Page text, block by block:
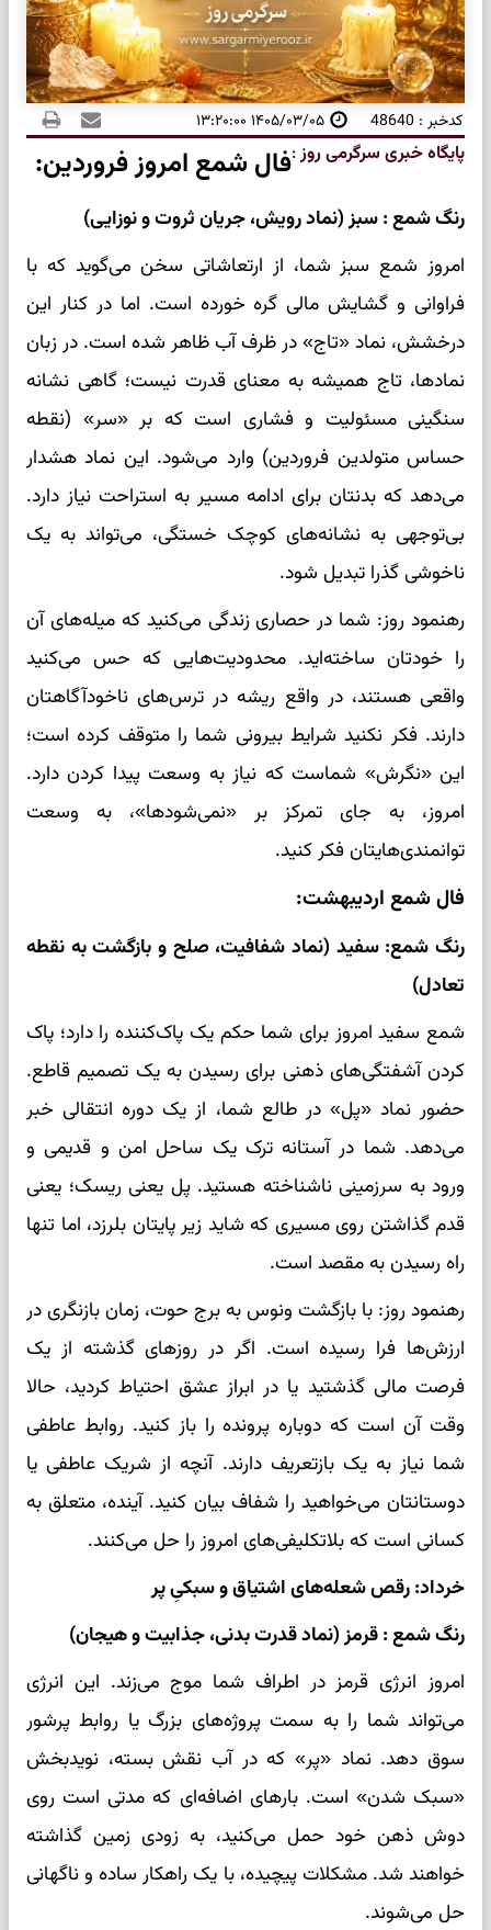
کدخبر : 48640 ۱۴۰۵/۰۳/۰۵ ۱۳:۲۰:۰۰
پایگاه خبری سرگرمی روز:فال شمع امروز فروردین:
رنگ شمع : سبز (نماد رویش، جریان ثروت و نوزایی)
امروز شمع سبز شما، از ارتعاشاتی سخن می‌گوید که با
فراوانی و گشایش مالی گره خورده است. اما در کنار این
درخشش، نماد «تاج» در ظرف آب ظاهر شده است. در زبان
نمادها، تاج همیشه به معنای قدرت نیست؛ گاهی نشانه
سنگینی مسئولیت و فشاری است که بر «سر» (نقطه
حساس متولدین فروردین) وارد می‌شود. این نماد هشدار
می‌دهد که بدنتان برای ادامه مسیر به استراحت نیاز دارد.
بی‌توجهی به نشانه‌های کوچک خستگی، می‌تواند به یک
ناخوشی گذرا تبدیل شود.
رهنمود روز: شما در حصاری زندگی می‌کنید که میله‌های آن
را خودتان ساخته‌اید. محدودیت‌هایی که حس می‌کنید
واقعی هستند، در واقع ریشه در ترس‌های ناخودآگاهتان
دارند. فکر نکنید شرایط بیرونی شما را متوقف کرده است؛
این «نگرش» شماست که نیاز به وسعت پیدا کردن دارد.
امروز، به جای تمرکز بر «نمی‌شودها»، به وسعت
توانمندی‌هایتان فکر کنید.
فال شمع اردیبهشت:
رنگ شمع: سفید (نماد شفافیت، صلح و بازگشت به نقطه
تعادل)
شمع سفید امروز برای شما حکم یک پاک‌کننده را دارد؛ پاک
کردن آشفتگی‌های ذهنی برای رسیدن به یک تصمیم قاطع.
حضور نماد «پل» در طالع شما، از یک دوره انتقالی خبر
می‌دهد. شما در آستانه ترک یک ساحل امن و قدیمی و
ورود به سرزمینی ناشناخته هستید. پل یعنی ریسک؛ یعنی
قدم گذاشتن روی مسیری که شاید زیر پایتان بلرزد، اما تنها
راه رسیدن به مقصد است.
رهنمود روز: با بازگشت ونوس به برج حوت، زمان بازنگری در
ارزش‌ها فرا رسیده است. اگر در روزهای گذشته از یک
فرصت مالی گذشتید یا در ابراز عشق احتیاط کردید، حالا
وقت آن است که دوباره پرونده را باز کنید. روابط عاطفی
شما نیاز به یک بازتعریف دارند. آنچه از شریک عاطفی یا
دوستانتان می‌خواهید را شفاف بیان کنید. آینده، متعلق به
کسانی است که بلاتکلیفی‌های امروز را حل می‌کنند.
خرداد: رقص شعله‌های اشتیاق و سبکیِ پر
رنگ شمع : قرمز (نماد قدرت بدنی، جذابیت و هیجان)
امروز انرژی قرمز در اطراف شما موج می‌زند. این انرژی
می‌تواند شما را به سمت پروژه‌های بزرگ یا روابط پرشور
سوق دهد. نماد «پر» که در آب نقش بسته، نویدبخش
«سبک شدن» است. بارهای اضافه‌ای که مدتی است روی
دوش ذهن خود حمل می‌کنید، به زودی زمین گذاشته
خواهند شد. مشکلات پیچیده، با یک راهکار ساده و ناگهانی
حل می‌شوند.